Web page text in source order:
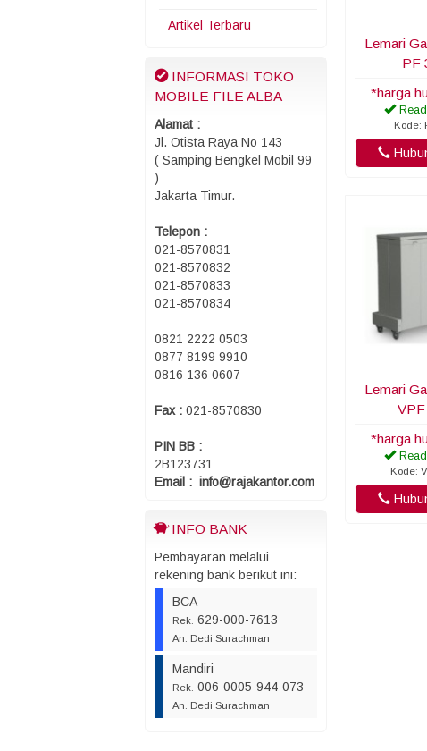
Artikel Terbaru
INFORMASI TOKO
MOBILE FILE ALBA
Alamat :
Jl. Otista Raya No 143
( Samping Bengkel Mobil 99
)
Jakarta Timur.
Telepon :
021-8570831
021-8570832
021-8570833
021-8570834
0821 2222 0503
0877 8199 9910
0816 136 0607
Fax : 021-8570830
PIN BB :
2B123731
Email : info@rajakantor.com
INFO BANK
Pembayaran melalui
rekening bank berikut ini:
BCA
Rek. 629-000-7613
An. Dedi Surachman
Mandiri
Rek. 006-0005-944-073
An. Dedi Surachman
Lemari
PF
*harga
Kode:
Lemari
*harga
Kode: